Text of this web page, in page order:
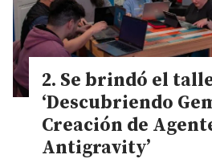
Se brindó el
‘Descubriendo
Creación de
Antigravity’